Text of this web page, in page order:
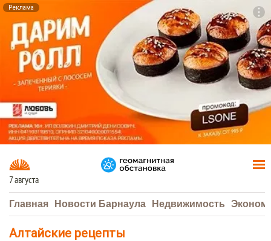
Реклама
7 августа
Главная Новости Барнаула Недвижимость
Алтайские рецепты